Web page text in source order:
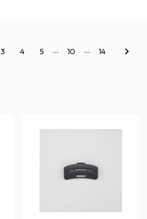
3 4 5 ... 10 ... 14